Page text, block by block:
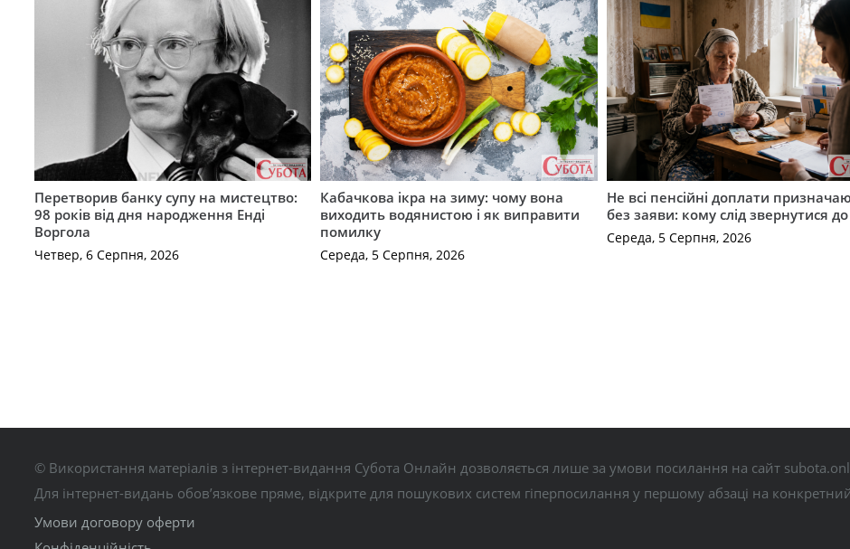
Перетворив банку супу на мистецтво:
98 років від дня народження Енді
Воргола
Четвер, 6 Серпня, 2026
Кабачкова ікра на зиму: чому вона
виходить водянистою і як виправити
помилку
Середа, 5 Серпня, 2026
Не всі пенсійні доплати
без заяви: кому слід звернутися
Середа, 5 Серпня, 2026
© Використання матеріалів з інтернет-видання Субота Онлайн дозволяється лише за умови посилання на сайт
Для інтернет-видань обов’язкове пряме, відкрите для пошукових систем гіперпосилання у першому абзаці на
Умови договору оферти